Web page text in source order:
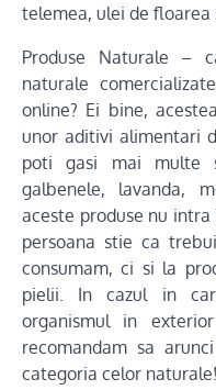
telemea, ulei de
Produse Naturale –
naturale
online? Ei bine,
unor aditivi alimentari
poti gasi mai multe
galbenele, lavanda,
aceste produse nu
persoana stie ca
consumam, ci si la
pielii. In cazul in
organismul in
recomandam sa
categoria celor naturale!